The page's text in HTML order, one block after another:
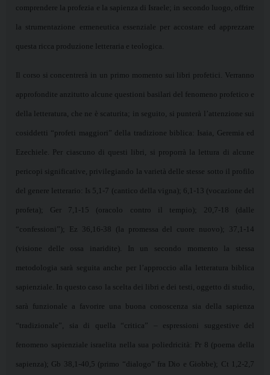
comprendere la profezia e la sapienza di Israele; in secondo luogo, offrire
la strumentazione ermeneutica essenziale per accostare ed apprezzare
questa ricca produzione letteraria e teologica.
Il corso si concentrerà in un primo momento sui libri profetici. Verranno
approfondite anzitutto alcune questioni basilari del fenomeno profetico e
della letteratura, che ne è scaturita; in seguito, si punterà l’attenzione sui
cosiddetti “profeti maggiori” della tradizione biblica: Isaia, Geremia ed
Ezechiele. Per ciascuno di questi libri, si proporrà la lettura di alcune
pericopi significative, privilegiando la varietà delle stesse sotto il profilo
del genere letterario: Is 5,1-7 (cantico della vigna); 6,1-13 (vocazione del
profeta); Ger 7,1-15 (oracolo contro il tempio); 20,7-18 (dalle
“confessioni”); Ez 36,16-38 (la promessa del cuore nuovo); 37,1-14
(visione delle ossa inaridite). In un secondo momento la stessa
metodologia sarà seguita anche per l’approccio alla letteratura biblica
sapienziale. In questo caso la scelta dei libri e dei testi, oggetto di studio,
sarà funzionale a favorire una buona conoscenza sia della sapienza
“tradizionale”, sia di quella “critica” – espressioni suggestive del
fenomeno sapienziale israelita nella sua poliedricità: Pr 8 (poema della
sapienza); Gb 38,1-40,5 (primo “dialogo” fra Dio e Giobbe); Ct 1,2-2,7